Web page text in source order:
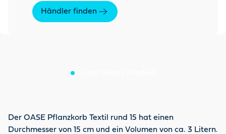
Händler finden
Der OASE Pflanzkorb Textil rund 15 hat einen
Durchmesser von 15 cm und ein Volumen von ca. 3 Litern.